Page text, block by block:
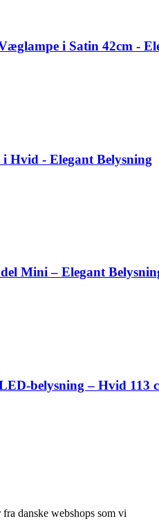
i Satin 42cm -
Hvid - Elegant Belysning
Mini – Elegant
belysning – Hvid 113
danske webshops som vi